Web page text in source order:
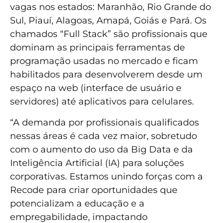
vagas nos estados: Maranhão, Rio Grande do
Sul, Piauí, Alagoas, Amapá, Goiás e Pará. Os
chamados “Full Stack” são profissionais que
dominam as principais ferramentas de
programação usadas no mercado e ficam
habilitados para desenvolverem desde um
espaço na web (interface de usuário e
servidores) até aplicativos para celulares.
“A demanda por profissionais qualificados
nessas áreas é cada vez maior, sobretudo
com o aumento do uso da Big Data e da
Inteligência Artificial (IA) para soluções
corporativas. Estamos unindo forças com a
Recode para criar oportunidades que
potencializam a educação e a
empregabilidade, impactando